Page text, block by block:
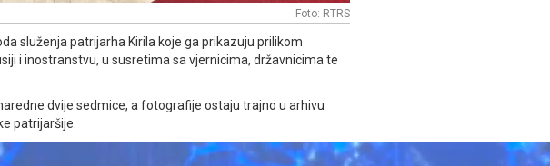
Foto: RTRS
služenja patrijarha Kirila koje ga prikazuju prilikom
i inostranstvu, u susretima sa vjernicima, državnicima te
dvije sedmice, a fotografije ostaju trajno u arhivu
patrijaršije.